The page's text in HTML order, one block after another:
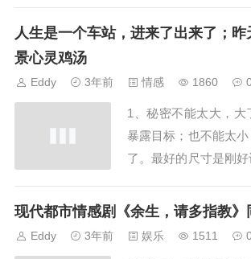
感。感情中所有的安全
人生是一个车站，进来了出来了；
景心灵鸡汤
Eddy 3年前 情感 1860
1、秘密不能太大，大
暴露目标；也不能太
了。最好的尺寸是刚
以吻转浓，以泪结束。
现代都市情感剧《余生，请多指教》
Eddy 3年前 娱乐 1511